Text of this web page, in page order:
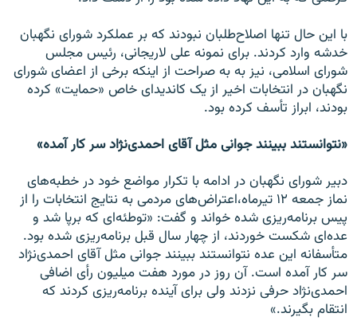
با این حال تنها اصلاح‌طلبان نبودند که بر عملکرد شورای نگهبان
خدشه وارد کردند. برای نمونه علی لاریجانی، رئیس مجلس
شورای اسلامی، نیز به به صراحت از اینکه برخی از اعضای شورای
نگهبان در انتخابات اخیر از یک کاندیدای خاص «حمایت» کرده
بودند، ابراز تأسف کرده بود.
«نتوانستند ببینند جوانی مثل آقای احمدی‌نژاد سر کار آمده»
دبیر شورای نگهبان در ادامه با تکرار مواضع خود در خطبه‌های
نماز جمعه ۱۲ تیرماه،اعتراض‌های مردمی به نتایج انتخابات را از
پیس برنامه‌ریزی شده خواند و گفت: «توطئه‌ای که برپا شد و
عده‌ای شکست خوردند، از چهار سال قبل برنامه‌ریزی شده بود.
متأسفانه این عده نتوانستند ببینند جوانی مثل آقای احمدی‌نژاد
سر کار آمده است. آن روز در مورد هفت میلیون رأی اضافی
احمدی‌نژاد حرفی نزدند ولی برای آینده برنامه‌ریزی کردند که
انتقام بگیرند.»